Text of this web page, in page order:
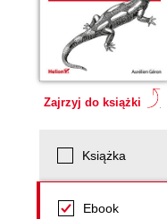
Zajrzyj do książki
Książka
Ebook